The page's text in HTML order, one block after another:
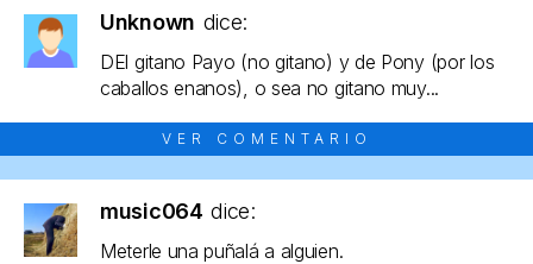
Unknown dice:
DEl gitano Payo (no gitano) y de Pony (por los
caballos enanos), o sea no gitano muy...
VER COMENTARIO
music064 dice:
Meterle una puñalá a alguien.